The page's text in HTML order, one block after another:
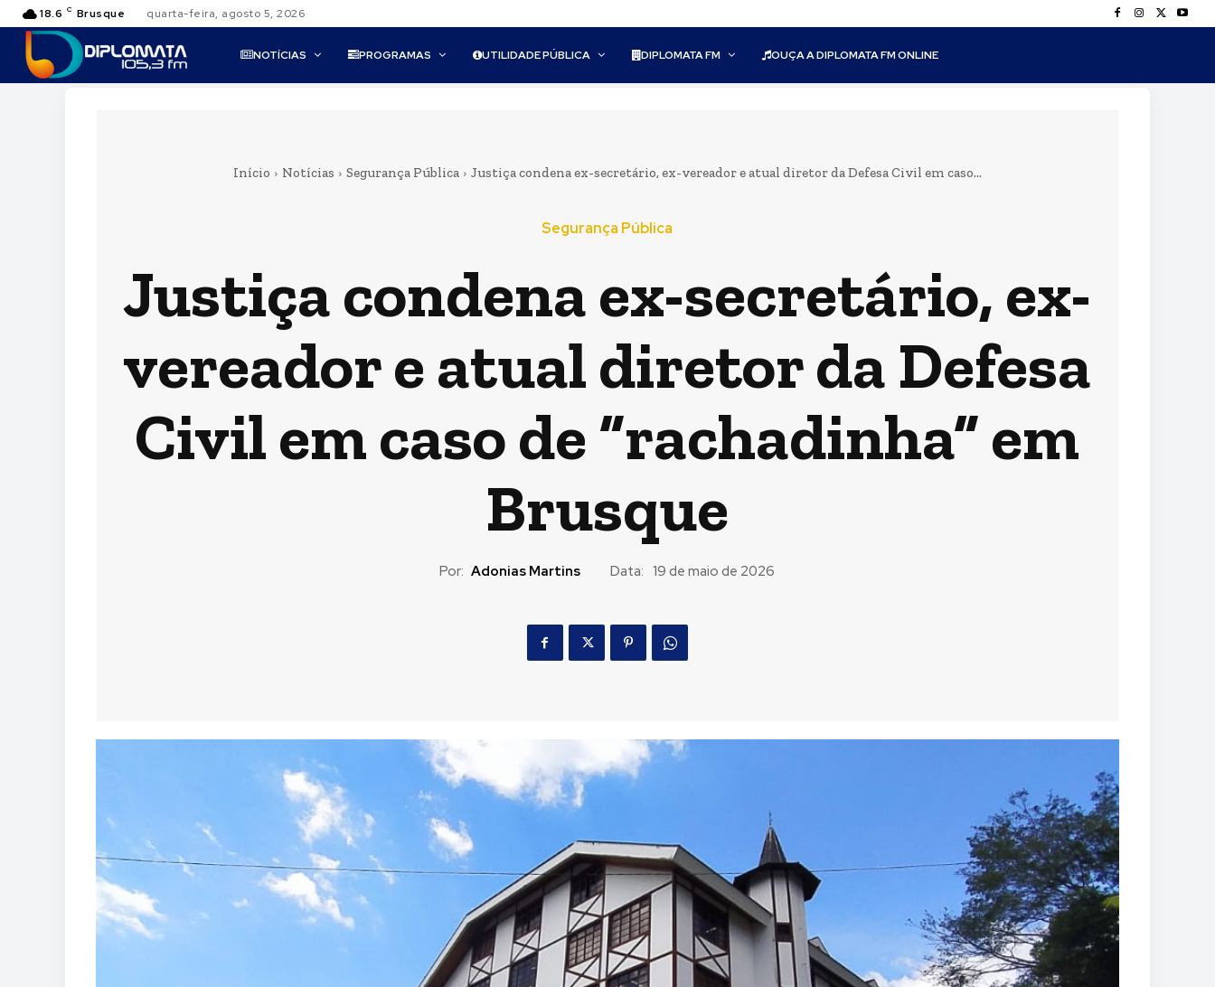
18.6 C Brusque quarta-feira, agosto 5, 2026
NOTÍCIAS PROGRAMAS UTILIDADE PÚBLICA DIPLOMATA FM OUÇA A DIPLOMATA FM ONLINE
Início Notícias Segurança Pública Justiça condena ex-secretário, ex-vereador e atual diretor da Defesa Civil em caso...
Segurança Pública
Justiça condena ex-secretário, ex-
vereador e atual diretor da Defesa
Civil em caso de “rachadinha” em
Brusque
Por: Adonias Martins Data: 19 de maio de 2026